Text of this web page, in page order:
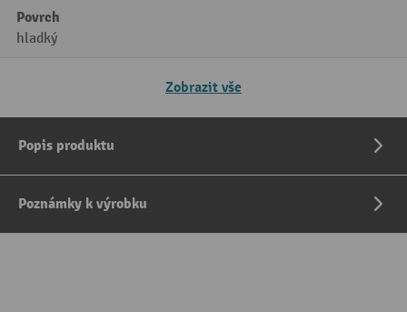
Povrch
hladký
Zobrazit vše
Popis produktu
Poznámky k výrobku